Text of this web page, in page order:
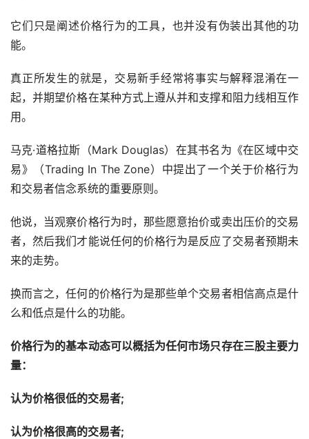
它们只是阐述价格行为的工具，也并没有伪装出其他的功
能。
真正所发生的就是，交易新手经常将事实与解释混淆在一
起，并期望价格在某种方式上遵从并和支撑和阻力线相互作
用。
马克·道格拉斯（Mark Douglas）在其书名为《在区域中交
易》（Trading In The Zone）中提出了一个关于价格行为
和交易者信念系统的重要原则。
他说，当观察价格行为时，那些愿意抬价或卖出压价的交易
者，然后我们才能说任何的价格行为是反应了交易者预期未
来的走势。
换而言之，任何的价格行为是那些单个交易者相信高点是什
么和低点是什么的功能。
价格行为的基本动态可以概括为任何市场只存在三股主要力
量：
认为价格很低的交易者;
认为价格很高的交易者;